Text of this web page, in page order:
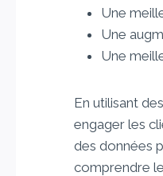
Une
Une
Une
En utilisant
engager les
des données
comprendre